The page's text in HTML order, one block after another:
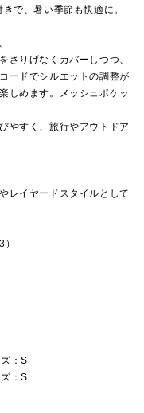
で、暑い季節も快適に。
さりげなくカバーしつつ、
ードでシルエットの調整が
しめます。メッシュポケッ
やすく、旅行やアウトドア
レイヤードスタイルとして
：S
：S